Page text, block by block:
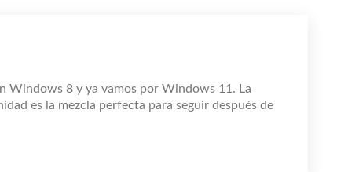
Windows 8 y ya vamos por Windows 11. La
es la mezcla perfecta para seguir después de